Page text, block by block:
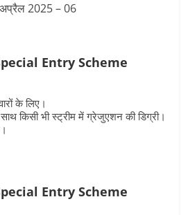
अप्रैल 2025 – 06
Entry Scheme
के लिए।
किसी भी स्ट्रीम में ग्रेजुएशन की डिग्री।
Entry Scheme